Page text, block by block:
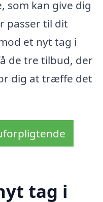
som kan give dig
passer til dit
et nyt tag i
de tre tilbud, der
dig at træffe det
tag i